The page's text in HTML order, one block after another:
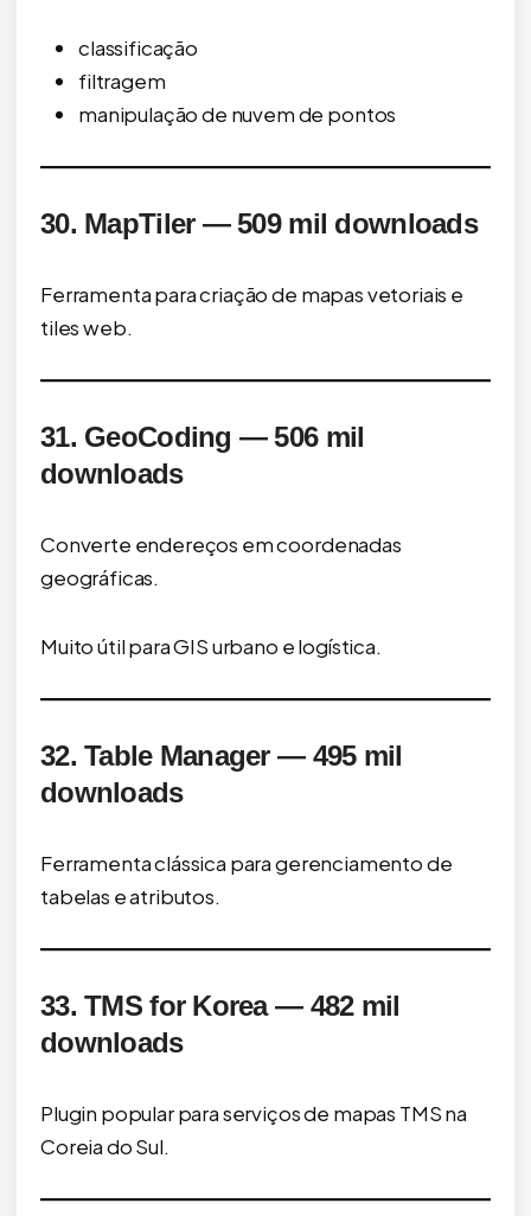
classificação
filtragem
manipulação de nuvem de pontos
30. MapTiler — 509 mil downloads
Ferramenta para criação de mapas vetoriais e
tiles web.
31. GeoCoding — 506 mil
downloads
Converte endereços em coordenadas
geográficas.
Muito útil para GIS urbano e logística.
32. Table Manager — 495 mil
downloads
Ferramenta clássica para gerenciamento de
tabelas e atributos.
33. TMS for Korea — 482 mil
downloads
Plugin popular para serviços de mapas TMS na
Coreia do Sul.